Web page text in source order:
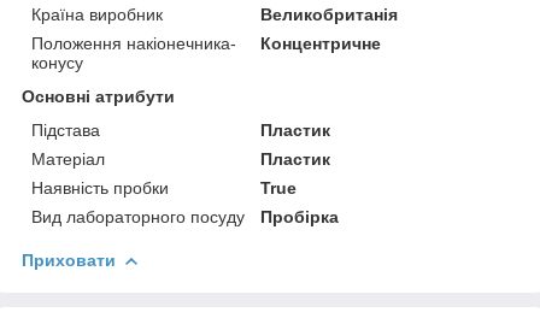
Країна виробник
Великобританія
Положення накіонечника-
конусу
Концентричне
Основні атрибути
Підстава
Пластик
Матеріал
Пластик
Наявність пробки
True
Вид лабораторного посуду
Пробірка
Приховати